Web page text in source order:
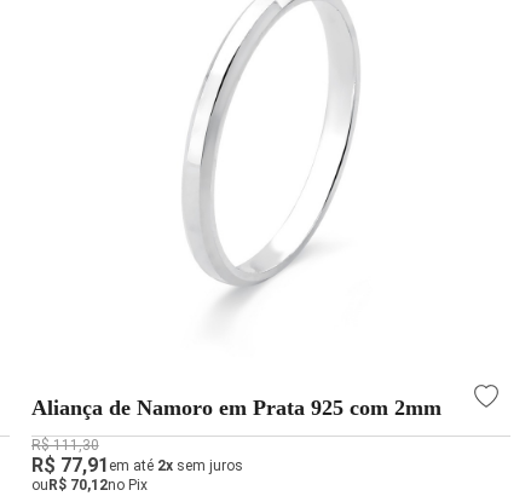
Aliança de Namoro em Prata 925 com 2mm
R$ 111,30
R$ 77,91 em até 2xsem juros
ou R$ 70,12no Pix